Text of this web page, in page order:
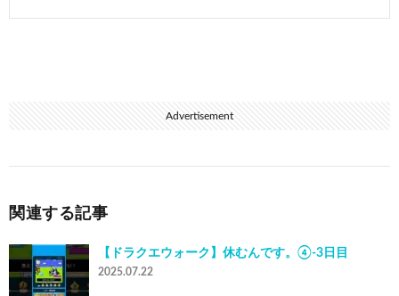
Advertisement
関連する記事
【ドラクエウォーク】休むんです。④-3日目
2025.07.22